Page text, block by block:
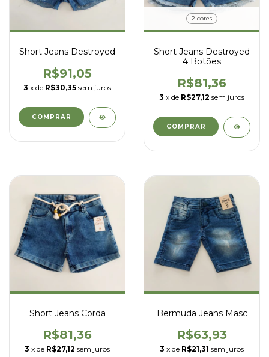
Short Jeans Destroyed
R$91,05
3 x de R$30,35 sem juros
COMPRAR
2 cores
Short Jeans Destroyed
4 Botões
R$81,36
3 x de R$27,12 sem juros
COMPRAR
Short Jeans Corda
R$81,36
3 x de R$27,12 sem juros
Bermuda Jeans Masc
R$63,93
3 x de R$21,31 sem juros